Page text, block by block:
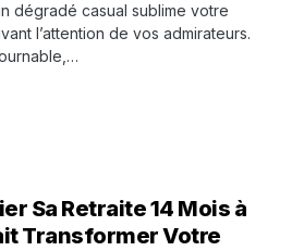
dégradé casual sublime votre
l’attention de vos admirateurs.
Sa Retraite 14 Mois à
Transformer Votre